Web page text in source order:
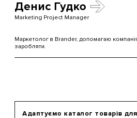
Денис Гудко
Marketing Project Manager
Маркетолог в Brander, допомагаю
заробляти.
Адаптуємо каталог товарів